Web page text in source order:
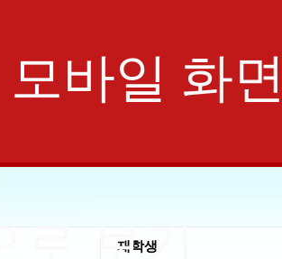
모바일 화
으로 보기
재학생